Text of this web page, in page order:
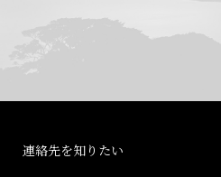
連絡先を知りたい